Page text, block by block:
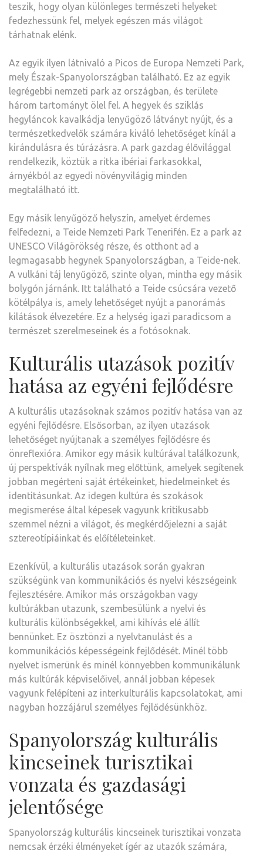
teszik, hogy olyan különleges természeti helyeket
fedezhessünk fel, melyek egészen más világot
tárhatnak elénk.
Az egyik ilyen látnivaló a Picos de Europa Nemzeti Park,
mely Észak-Spanyolországban található. Ez az egyik
legrégebbi nemzeti park az országban, és területe
három tartományt ölel fel. A hegyek és sziklás
hegyláncok kavalkádja lenyűgöző látványt nyújt, és a
természetkedvelők számára kiváló lehetőséget kínál a
kirándulásra és túrázásra. A park gazdag élővilággal
rendelkezik, köztük a ritka ibériai farkasokkal,
árnyékból az egyedi növényvilágig minden
megtalálható itt.
Egy másik lenyűgöző helyszín, amelyet érdemes
felfedezni, a Teide Nemzeti Park Tenerifén. Ez a park az
UNESCO Világörökség része, és otthont ad a
legmagasabb hegynek Spanyolországban, a Teide-nek.
A vulkáni táj lenyűgöző, szinte olyan, mintha egy másik
bolygón járnánk. Itt található a Teide csúcsára vezető
kötélpálya is, amely lehetőséget nyújt a panorámás
kilátások élvezetére. Ez a helység igazi paradicsom a
természet szerelmeseinek és a fotósoknak.
Kulturális utazások pozitív
hatása az egyéni fejlődésre
A kulturális utazásoknak számos pozitív hatása van az
egyéni fejlődésre. Elsősorban, az ilyen utazások
lehetőséget nyújtanak a személyes fejlődésre és
önreflexióra. Amikor egy másik kultúrával találkozunk,
új perspektívák nyílnak meg előttünk, amelyek segítenek
jobban megérteni saját értékeinket, hiedelmeinket és
identitásunkat. Az idegen kultúra és szokások
megismerése által képesek vagyunk kritikusabb
szemmel nézni a világot, és megkérdőjelezni a saját
sztereotípiáinkat és előítéleteinket.
Ezenkívül, a kulturális utazások során gyakran
szükségünk van kommunikációs és nyelvi készségeink
fejlesztésére. Amikor más országokban vagy
kultúrákban utazunk, szembesülünk a nyelvi és
kulturális különbségekkel, ami kihívás elé állít
bennünket. Ez ösztönzi a nyelvtanulást és a
kommunikációs képességeink fejlődését. Minél több
nyelvet ismerünk és minél könnyebben kommunikálunk
más kultúrák képviselőivel, annál jobban képesek
vagyunk felépíteni az interkulturális kapcsolatokat, ami
nagyban hozzájárul személyes fejlődésünkhöz.
Spanyolország kulturális
kincseinek turisztikai
vonzata és gazdasági
jelentősége
Spanyolország kulturális kincseinek turisztikai vonzata
nemcsak érzéki élményeket ígér az utazók számára,